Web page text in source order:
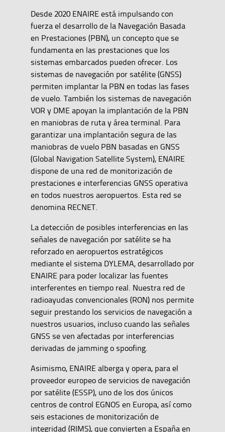
Desde 2020 ENAIRE está impulsando con
fuerza el desarrollo de la Navegación Basada
en Prestaciones (PBN), un concepto que se
fundamenta en las prestaciones que los
sistemas embarcados pueden ofrecer. Los
sistemas de navegación por satélite (GNSS)
permiten implantar la PBN en todas las fases
de vuelo. También los sistemas de navegación
VOR y DME apoyan la implantación de la PBN
en maniobras de ruta y área terminal. Para
garantizar una implantación segura de las
maniobras de vuelo PBN basadas en GNSS
(Global Navigation Satellite System), ENAIRE
dispone de una red de monitorización de
prestaciones e interferencias GNSS operativa
en todos nuestros aeropuertos. Esta red se
denomina RECNET.
La detección de posibles interferencias en las
señales de navegación por satélite se ha
reforzado en aeropuertos estratégicos
mediante el sistema DYLEMA, desarrollado por
ENAIRE para poder localizar las fuentes
interferentes en tiempo real. Nuestra red de
radioayudas convencionales (RON) nos permite
seguir prestando los servicios de navegación a
nuestros usuarios, incluso cuando las señales
GNSS se ven afectadas por interferencias
derivadas de jamming o spoofing.
Asimismo, ENAIRE alberga y opera, para el
proveedor europeo de servicios de navegación
por satélite (ESSP), uno de los dos únicos
centros de control EGNOS en Europa, así como
seis estaciones de monitorización de
integridad (RIMS), que convierten a España en